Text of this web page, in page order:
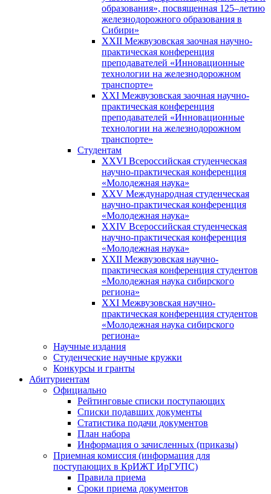
образования», посвященная 125–летию
железнодорожного образования в
Сибири»
XXII Межвузовская заочная научно-
практическая конференция
преподавателей «Инновационные
технологии на железнодорожном
транспорте»
XXI Межвузовская заочная научно-
практическая конференция
преподавателей «Инновационные
технологии на железнодорожном
транспорте»
Студентам
XXVI Всероссийская студенческая
научно-практическая конференция
«Молодежная наука»
XXV Международная студенческая
научно-практическая конференция
«Молодежная наука»
XXIV Всероссийская студенческая
научно-практическая конференция
«Молодежная наука»
XXII Межвузовская научно-
практическая конференция студентов
«Молодежная наука сибирского
региона»
XXI Межвузовская научно-
практическая конференция студентов
«Молодежная наука сибирского
региона»
Научные издания
Студенческие научные кружки
Конкурсы и гранты
Абитуриентам
Официально
Рейтинговые списки поступающих
Списки подавших документы
Статистика подачи документов
План набора
Информация о зачисленных (приказы)
Приемная комиссия (информация для
поступающих в КрИЖТ ИрГУПС)
Правила приема
Сроки приема документов